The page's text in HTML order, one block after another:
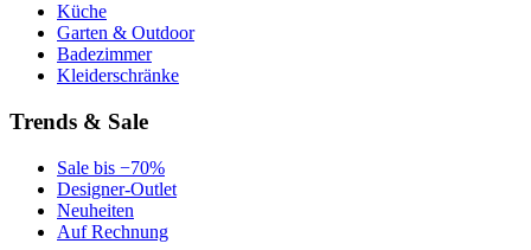
Küche
Garten & Outdoor
Badezimmer
Kleiderschränke
Trends & Sale
Sale bis −70%
Designer-Outlet
Neuheiten
Auf Rechnung